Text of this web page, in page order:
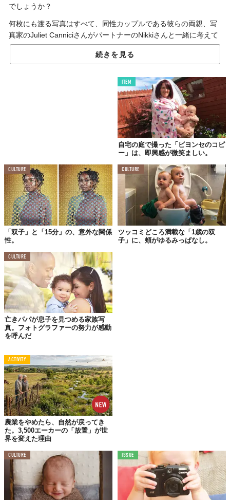
でしょうか？
何枚にも渡る写真はすべて、同性カップルである彼らの両親、写
真家のJuliet CanniciさんがパートナーのNikkiさんと一緒に考えて
撮影したもの。お兄ちゃんとお姉ちゃんも双子。新たに生まれた
ベイビーも双子。家族の心は、多くの幸せで溢れています。
素晴らしくキュートな顔を見て、こちらも思わず微笑んでしまい
まさに天使。
2組の双子が可愛すぎる
双子の女の子、GiaとGemmaが生まれたとき、そのあまりの可愛
さに両親は記録を残す絶好の機会だと思ったそう。
目に入れても痛くないような、大切な存在。
うな子どもたちをカタチにして残したくなる気持ちが伝わってき
ます。
続きを見る
ITEM
自宅の庭で撮った「ビヨンセのコピ
ー」は、即興感が微笑ましい。
CULTURE
「双子」と「15分」の、意外な関係
性。
CULTURE
ツッコミどころ満載な「1歳の双
子」に、頰がゆるみっぱなし。
CULTURE
亡きパパが息子を見つめる家族写
真。フォトグラファーの努力が感動
を呼んだ
ACTIVITY
農業をやめたら、自然が戻ってき
た。3,500エーカーの「放置」が世
界を変えた理由
CULTURE ISSUE